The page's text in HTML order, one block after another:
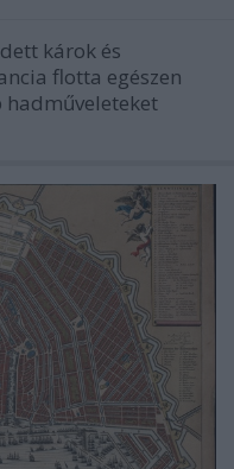
károk és
flotta egészen
hadműveleteket